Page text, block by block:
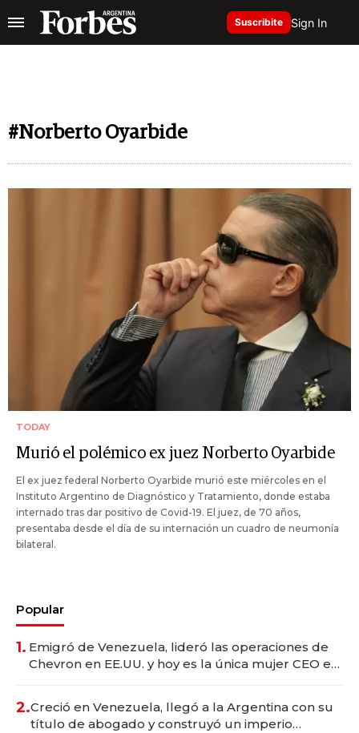
Suscribite Sign In
#Norberto Oyarbide
TODAY
Murió el polémico ex juez Norberto Oyarbide
El ex juez federal Norberto Oyarbide murió este miércoles en el
Instituto Argentino de Diagnóstico y Tratamiento, donde estaba
internado tras dar positivo de Covid-19. El juez, de 70 años,
presentaba desde el día de su internación un cuadro de neumonía
bilateral.
Popular
1. Emigró de Venezuela, lideró las operaciones de
Chevron en EE.UU. y hoy es la única mujer CEO en
2.Creció en Venezuela, llegó a la Argentina con su
título de abogado y construyó un imperio